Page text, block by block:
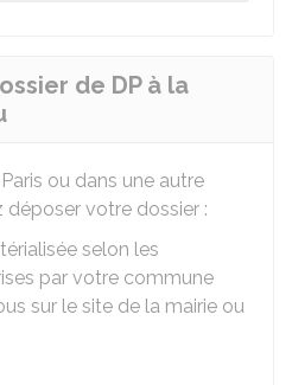
de DP à la
ou dans une autre
votre dossier :
selon les
par votre commune
sur le site de la mairie ou